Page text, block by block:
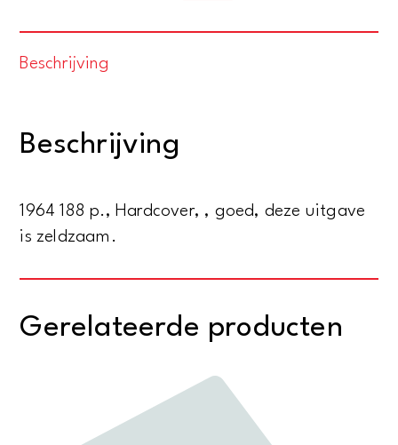
Beschrijving
Beschrijving
1964 188 p., Hardcover, , goed, deze uitgave
is zeldzaam.
Gerelateerde producten